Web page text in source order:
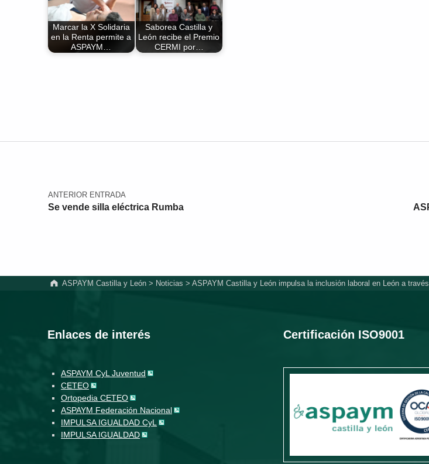
Marcar la X Solidaria
en la Renta permite a
ASPAYM…
Saborea Castilla y
León recibe el Premio
CERMI por…
Navegación de entradas
ANTERIOR ENTRADA
Se vende silla eléctrica Rumba
ASPAYM Castilla y León> Noticias > ASPAYM Castilla y León impulsa la inclusión laboral en León a
Enlaces de interés
ASPAYM CyL Juventud
CETEO
Ortopedia CETEO
ASPAYM Federación Nacional
IMPULSA IGUALDAD CyL
IMPULSA IGUALDAD
Certificación ISO9001